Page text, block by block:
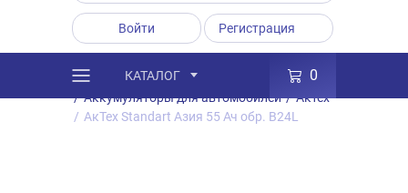
Войти Регистрация
КАТАЛОГ 0
Каталог / Товары
Аккумуляторы
/ Аккумуляторы для автомобилей / Актех
/ АкТех Standart Азия 55 Ач обр. B24L